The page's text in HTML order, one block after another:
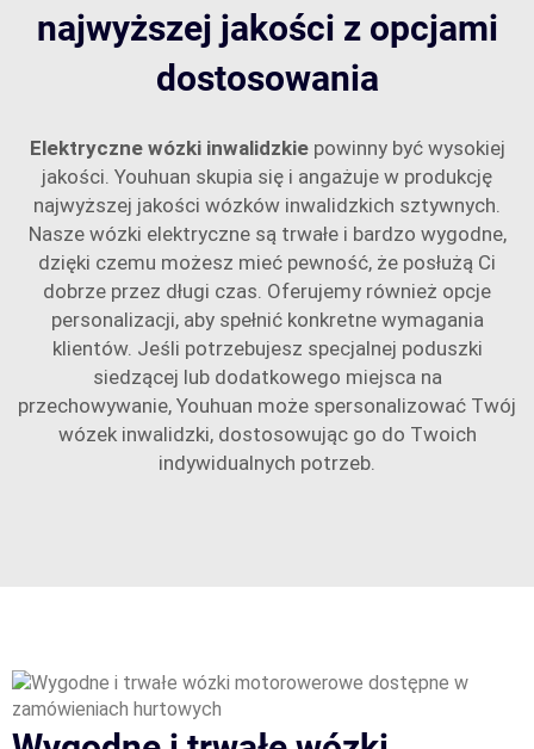
najwyższej jakości z opcjami
dostosowania
Elektryczne wózki inwalidzkie powinny być wysokiej
jakości. Youhuan skupia się i angażuje w produkcję
najwyższej jakości wózków inwalidzkich sztywnych.
Nasze wózki elektryczne są trwałe i bardzo wygodne,
dzięki czemu możesz mieć pewność, że posłużą Ci
dobrze przez długi czas. Oferujemy również opcje
personalizacji, aby spełnić konkretne wymagania
klientów. Jeśli potrzebujesz specjalnej poduszki
siedzącej lub dodatkowego miejsca na
przechowywanie, Youhuan może spersonalizować Twój
wózek inwalidzki, dostosowując go do Twoich
indywidualnych potrzeb.